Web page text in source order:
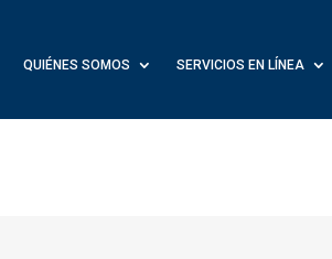
QUIÉNES SOMOS SERVICIOS EN LÍNEA